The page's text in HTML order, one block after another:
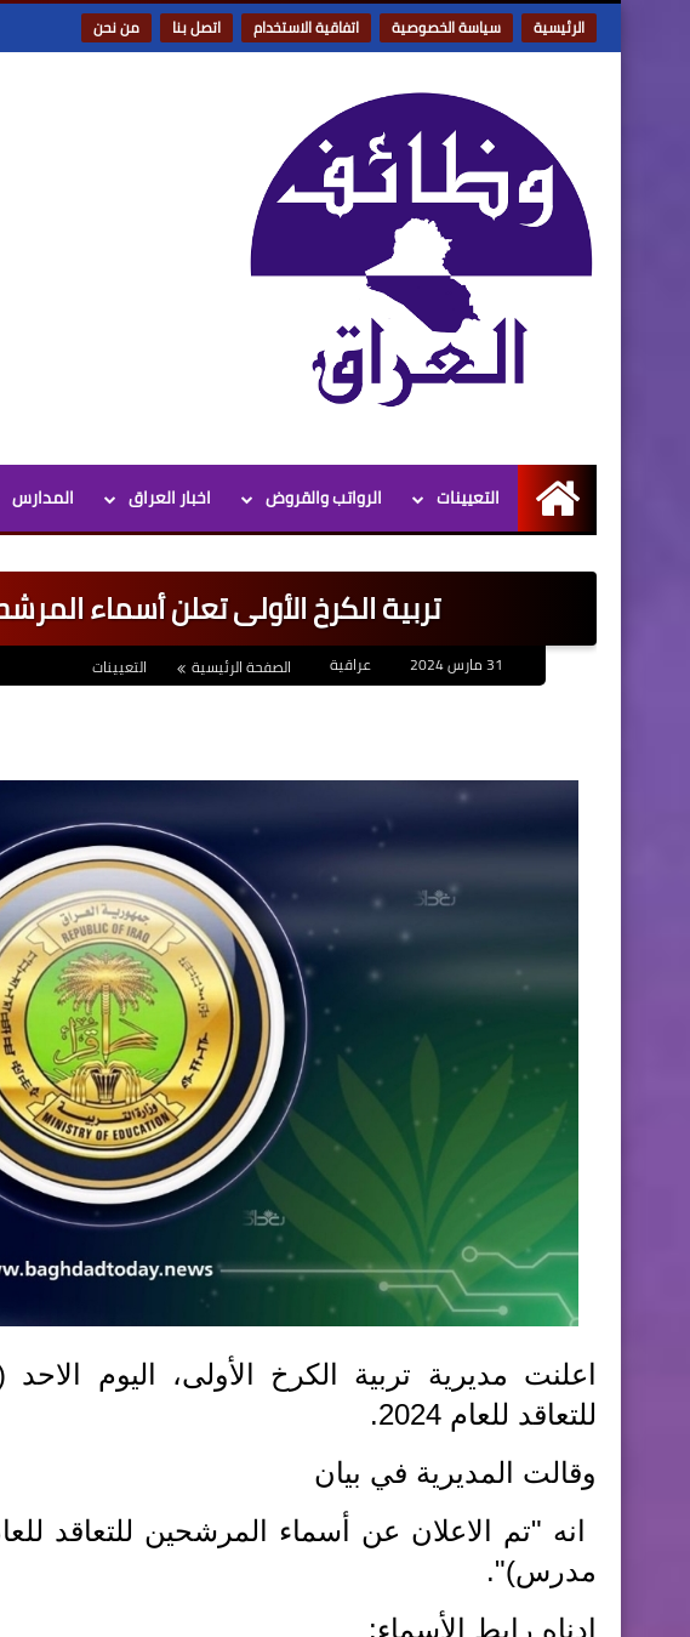
الرئيسية سياسة الخصوصية اتفاقية الاستخدام اتصل بنا من نحن
الرئيسية
التعيينات الرواتب والقروض اخبار العراق المدارس
تربية الكرخ الأولى تعلن أسماء
عراقية الصفحة الرئيسية التعيينات
للتعاقد للعام 2024.
وقالت المديرية في بيان
مدرس)".
ادناه رابط الأسماء: